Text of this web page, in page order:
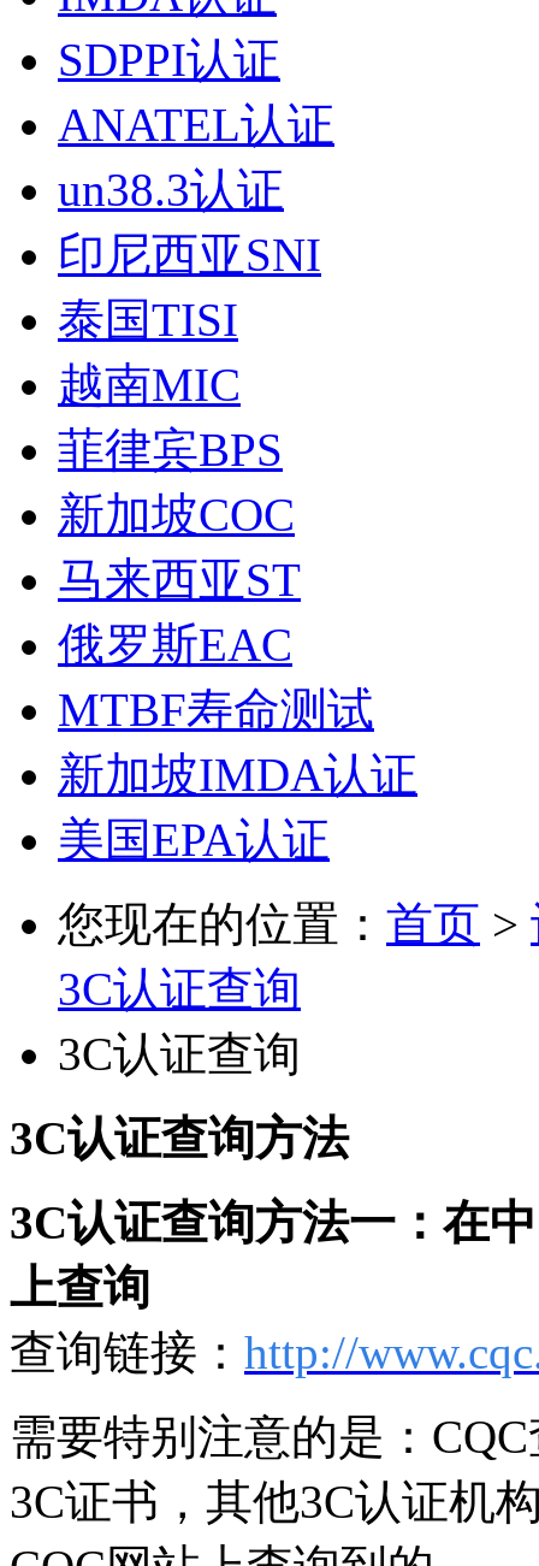
SDPPI认证
ANATEL认证
un38.3认证
印尼西亚SNI
泰国TISI
越南MIC
菲律宾BPS
新加坡COC
马来西亚ST
俄罗斯EAC
MTBF寿命测试
新加坡IMDA认证
美国EPA认证
您现在的位置： 首页 >
3C认证查询
3C认证查询
3C认证查询方法
3C认证查询方法一：在
上查询
查询链接： http://
需要特别注意的是：
3C证书，其他3C认证机